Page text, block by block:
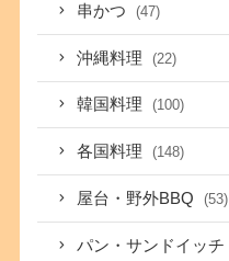
串かつ (47)
沖縄料理 (22)
韓国料理 (100)
各国料理 (148)
屋台・野外BBQ (53)
パン・サンドイッチ